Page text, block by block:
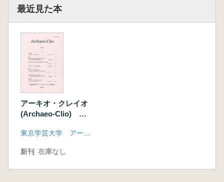
最近見た本
アーキオ・クレイオ
(Archaeo-Clio) 第
東京学芸大学 アーキオ・クレイオ刊行会
新刊 在庫なし